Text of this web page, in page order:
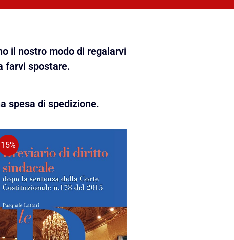
il nostro modo di regalarvi
farvi spostare.
spesa di spedizione.
15%